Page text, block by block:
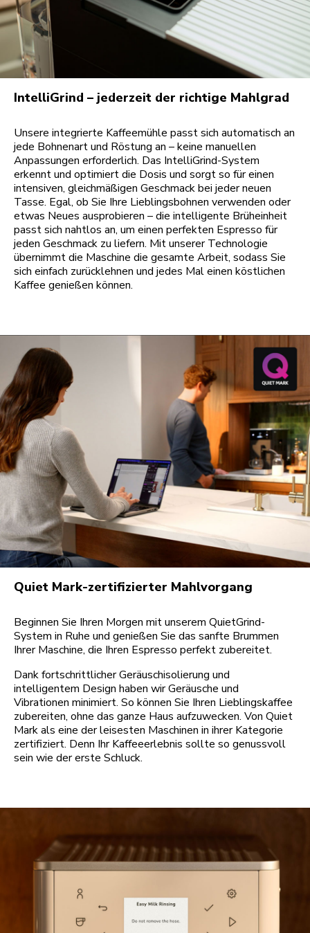
IntelliGrind – jederzeit der richtige Mahlgrad
Unsere integrierte Kaffeemühle passt sich automatisch an
jede Bohnenart und Röstung an – keine manuellen
Anpassungen erforderlich. Das IntelliGrind-System
erkennt und optimiert die Dosis und sorgt so für einen
intensiven, gleichmäßigen Geschmack bei jeder neuen
Tasse. Egal, ob Sie Ihre Lieblingsbohnen verwenden oder
etwas Neues ausprobieren – die intelligente Brüheinheit
passt sich nahtlos an, um einen perfekten Espresso für
jeden Geschmack zu liefern. Mit unserer Technologie
übernimmt die Maschine die gesamte Arbeit, sodass Sie
sich einfach zurücklehnen und jedes Mal einen köstlichen
Kaffee genießen können.
Quiet Mark-zertifizierter Mahlvorgang
Beginnen Sie Ihren Morgen mit unserem QuietGrind-
System in Ruhe und genießen Sie das sanfte Brummen
Ihrer Maschine, die Ihren Espresso perfekt zubereitet.
Dank fortschrittlicher Geräuschisolierung und
intelligentem Design haben wir Geräusche und
Vibrationen minimiert. So können Sie Ihren Lieblingskaffee
zubereiten, ohne das ganze Haus aufzuwecken. Von Quiet
Mark als eine der leisesten Maschinen in ihrer Kategorie
zertifiziert. Denn Ihr Kaffeeerlebnis sollte so genussvoll
sein wie der erste Schluck.